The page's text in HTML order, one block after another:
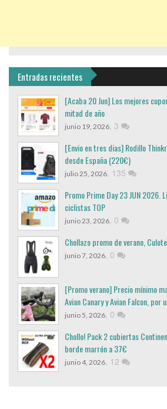
Entradas recientes
[Acaba 20 Jun] Los mejores
mitad de año
junio 19, 2026 3
[Envio en tres dias] Rodillo
desde España (220€)
julio 25, 2026 135
Promo Prime Day 23 JUN 2026.
ciclistas TOP
junio 23, 2026 0
Chollazo promo de verano,
junio 7, 2026 0
[Promo verano] Precio mínimo
Avian Canary y Avian Falcon, por
junio 5, 2026 0
Chollo! Pack 2 cubiertas
borde marrón a 37€
junio 4, 2026 12